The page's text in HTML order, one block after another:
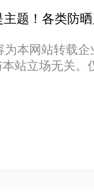
为本网站转载
站立场无关。